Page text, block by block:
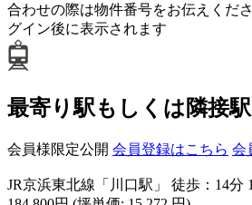
合わせの際は物件番号をお伝えくださ
グイン後に表示されます
最寄り駅もしくは隣接
会員様限定公開 会員登録はこちら 会
JR京浜東北線「川口駅」 徒歩：14分